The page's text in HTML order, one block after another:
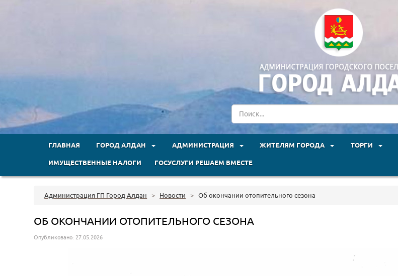
ГЛАВНАЯ ГОРОД АЛДАН АДМИНИСТРАЦИЯ ЖИТЕЛЯМ ГОРОДА ТОРГИ
ИМУЩЕСТВЕННЫЕ НАЛОГИ ГОСУСЛУГИ РЕШАЕМ ВМЕСТЕ
Администрация ГП Город Алдан > Новости > Об окончании отопительного сезона
ОБ ОКОНЧАНИИ ОТОПИТЕЛЬНОГО СЕЗОНА
Опубликовано: 27.05.2026